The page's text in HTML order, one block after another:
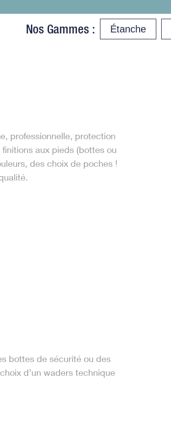
professionnelle, protection
aux pieds (bottes ou
des choix de poches !
bottes de sécurité ou des
d’un waders technique
Nos Gammes : Étanche